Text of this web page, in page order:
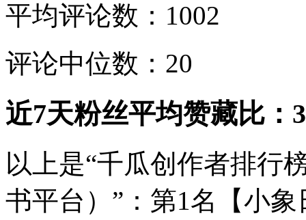
平均评论数：1002
评论中位数：20
近7天粉丝平均赞藏比：
以上是“千瓜创作者排行
书平台）”：第1名【小